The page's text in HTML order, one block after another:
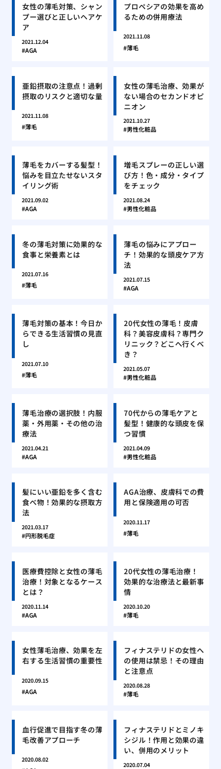
女性の薄毛対策、シャン
プー選びと正しいヘアケ
ア
2021.12.04
AGA
プロペシアの効果を高め
るための併用療法
2021.11.08
薄毛
亜鉛摂取の注意点！過剰
摂取のリスクと適切な量
2021.11.08
薄毛
女性の薄毛治療、効果が
ない場合のセカンドオピ
ニオン
2021.10.27
男性化粧品
薄毛をカバーする髪型！
悩みを目立たせないスタ
イリング術
2021.09.02
AGA
増毛スプレーの正しい選
び方！色・成分・タイプ
をチェック
2021.08.24
男性化粧品
冬の薄毛対策に効果的な
食事と栄養素とは
2021.07.16
薄毛
薄毛の悩みにアプロー
チ！効果的な頭皮ケア方
法
2021.07.15
AGA
薄毛対策の基本！今日か
らできる生活習慣の見直
し
2021.07.10
薄毛
20代女性の薄毛！皮膚
科？美容皮膚科？専門ク
リニック？どこへ行くべ
き？
2021.05.07
男性化粧品
薄毛治療の選択肢！内服
薬・外用薬・その他の治
療法
2021.04.21
AGA
70代からの薄毛ケアと
髪型！健康的な頭皮を保
つ習慣
2021.04.09
男性化粧品
髪にいい亜鉛を多く含む
食べ物！効果的な摂取方
法
2021.03.17
円形脱毛症
AGA治療、皮膚科での費
用と保険適用の可否
2020.11.17
薄毛
医療費控除と女性の薄毛
治療！対象となるケース
とは？
2020.11.14
AGA
20代女性の薄毛治療！
効果的な治療法と最新事
情
2020.10.20
薄毛
女性薄毛治療、効果を左
右する生活習慣の重要性
2020.09.15
AGA
フィナステリドの女性へ
の使用は禁忌！その理由
と注意点
2020.08.28
薄毛
血行促進で目指す冬の薄
毛改善アプローチ
2020.08.02
フィナステリドとミノキ
シジル！作用と効果の違
い、併用のメリット
2020.07.04